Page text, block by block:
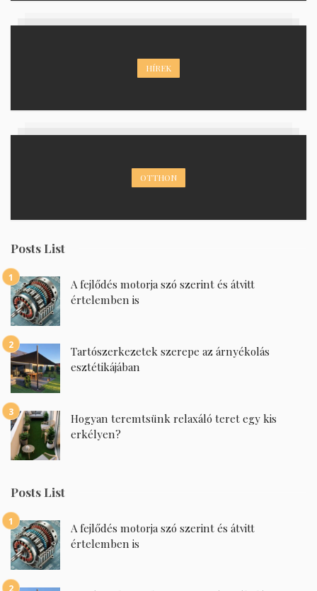
HÍREK
OTTHON
Posts List
A fejlődés motorja szó szerint és átvitt
értelemben is
Tartószerkezetek szerepe az árnyékolás
esztétikájában
Hogyan teremtsünk relaxáló teret egy kis
erkélyen?
Posts List
A fejlődés motorja szó szerint és átvitt
értelemben is